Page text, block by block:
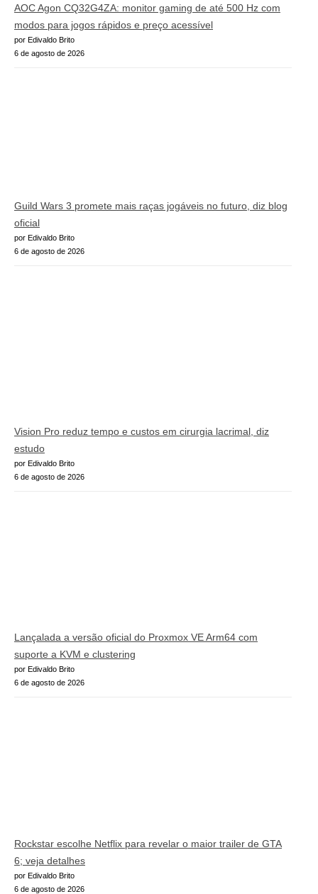
AOC Agon CQ32G4ZA: monitor gaming de até 500 Hz com
modos para jogos rápidos e preço acessível
por Edivaldo Brito
6 de agosto de 2026
Guild Wars 3 promete mais raças jogáveis no futuro, diz blog
oficial
por Edivaldo Brito
6 de agosto de 2026
Vision Pro reduz tempo e custos em cirurgia lacrimal, diz
estudo
por Edivaldo Brito
6 de agosto de 2026
Lançalada a versão oficial do Proxmox VE Arm64 com
suporte a KVM e clustering
por Edivaldo Brito
6 de agosto de 2026
Rockstar escolhe Netflix para revelar o maior trailer de GTA
6; veja detalhes
por Edivaldo Brito
6 de agosto de 2026